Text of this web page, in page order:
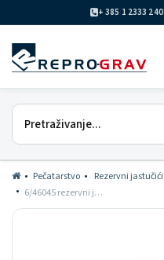
+ 385 1 2333 240
Pečatarstvo Rezervni jastučići
6/46045 rezervni jastučić